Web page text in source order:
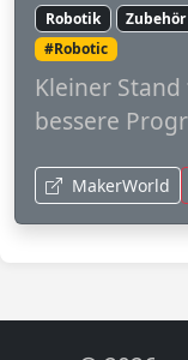
Robotik Zubehör
#Robotic
Kleiner
bessere
MakerWorld